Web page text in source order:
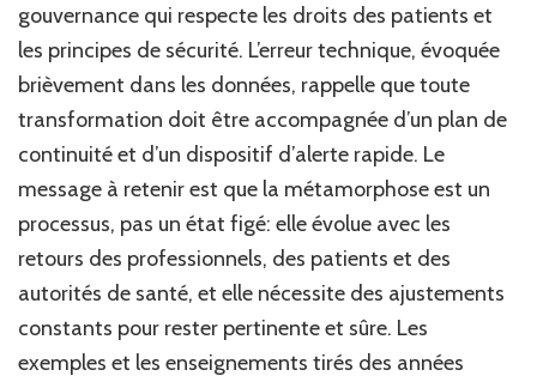
gouvernance qui respecte les droits des patients et
les principes de sécurité. L’erreur technique, évoquée
brièvement dans les données, rappelle que toute
transformation doit être accompagnée d’un plan de
continuité et d’un dispositif d’alerte rapide. Le
message à retenir est que la métamorphose est un
processus, pas un état figé: elle évolue avec les
retours des professionnels, des patients et des
autorités de santé, et elle nécessite des ajustements
constants pour rester pertinente et sûre. Les
exemples et les enseignements tirés des années